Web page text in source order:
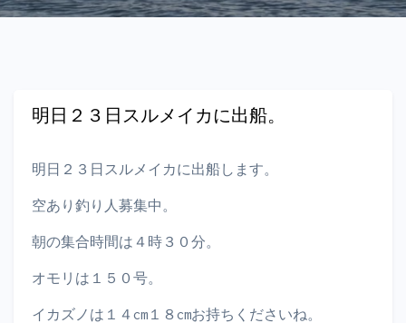
明日２３日スルメイカに出船。
明日２３日スルメイカに出船します。
空あり釣り人募集中。
朝の集合時間は４時３０分。
オモリは１５０号。
イカズノは１４cm１８cmお持ちくださいね。